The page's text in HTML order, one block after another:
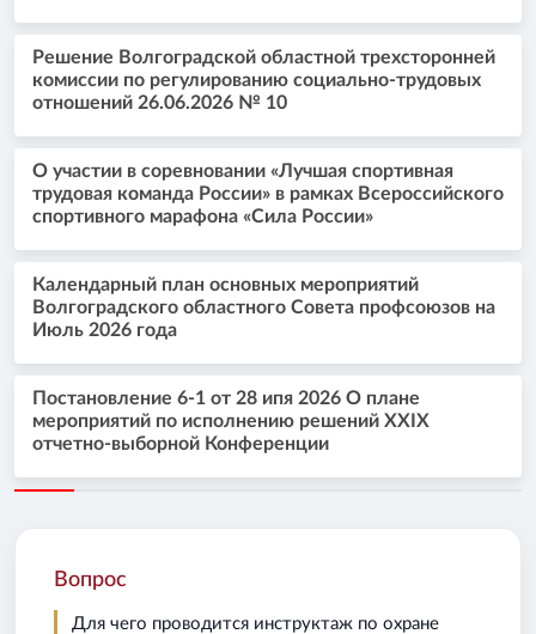
Решение Волгоградской областной трехсторонней
комиссии по регулированию социально-трудовых
отношений 26.06.2026 № 10
О участии в соревновании «Лучшая спортивная
трудовая команда России» в рамках Всероссийского
спортивного марафона «Сила России»
Календарный план основных мероприятий
Волгоградского областного Совета профсоюзов на
Июль 2026 года
Постановление 6-1 от 28 ипя 2026 О плане
мероприятий по исполнению решений XXIX
отчетно-выборной Конференции
Вопрос
Для чего проводится инструктаж по охране